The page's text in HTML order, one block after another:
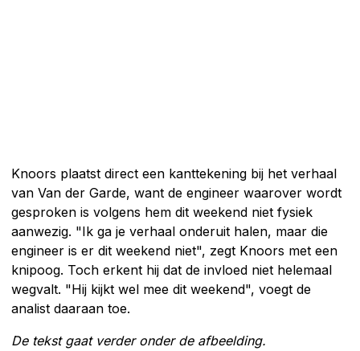
Knoors plaatst direct een kanttekening bij het verhaal
van Van der Garde, want de engineer waarover wordt
gesproken is volgens hem dit weekend niet fysiek
aanwezig. "Ik ga je verhaal onderuit halen, maar die
engineer is er dit weekend niet", zegt Knoors met een
knipoog. Toch erkent hij dat de invloed niet helemaal
wegvalt. "Hij kijkt wel mee dit weekend", voegt de
analist daaraan toe.
De tekst gaat verder onder de afbeelding.